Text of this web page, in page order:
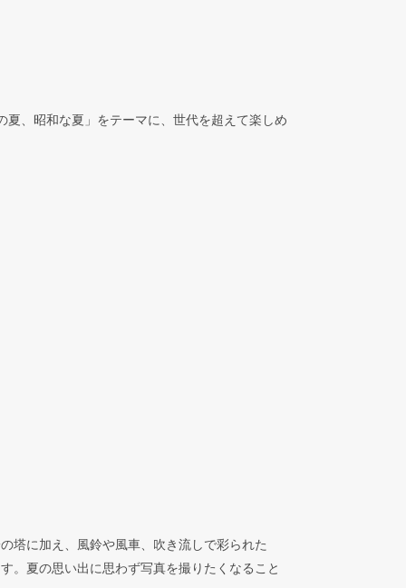
夏、昭和な夏」をテーマに、世代を超えて楽しめ
塔に加え、風鈴や風車、吹き流しで彩られた
。夏の思い出に思わず写真を撮りたくなること